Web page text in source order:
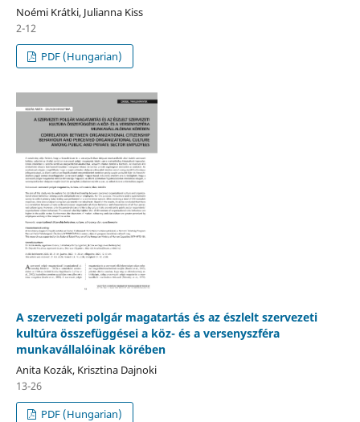
Noémi Krátki, Julianna Kiss
2-12
PDF (Hungarian)
A szervezeti polgár magatartás és az észlelt szervezeti
kultúra összefüggései a köz- és a versenyszféra
munkavállalóinak körében
Anita Kozák, Krisztina Dajnoki
13-26
PDF (Hungarian)